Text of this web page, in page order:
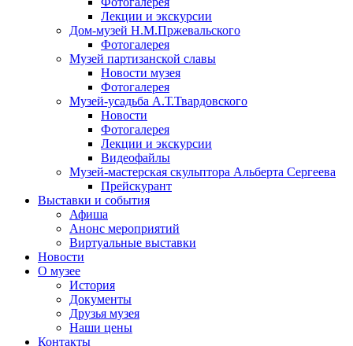
Лекции и экскурсии
Дом-музей Н.М.Пржевальского
Фотогалерея
Музей партизанской славы
Новости музея
Фотогалерея
Музей-усадьба А.Т.Твардовского
Новости
Фотогалерея
Лекции и экскурсии
Видеофайлы
Музей-мастерская скульптора Альберта Сергеева
Прейскурант
Выставки и события
Афиша
Анонс мероприятий
Виртуальные выставки
Новости
О музее
История
Документы
Друзья музея
Наши цены
Контакты